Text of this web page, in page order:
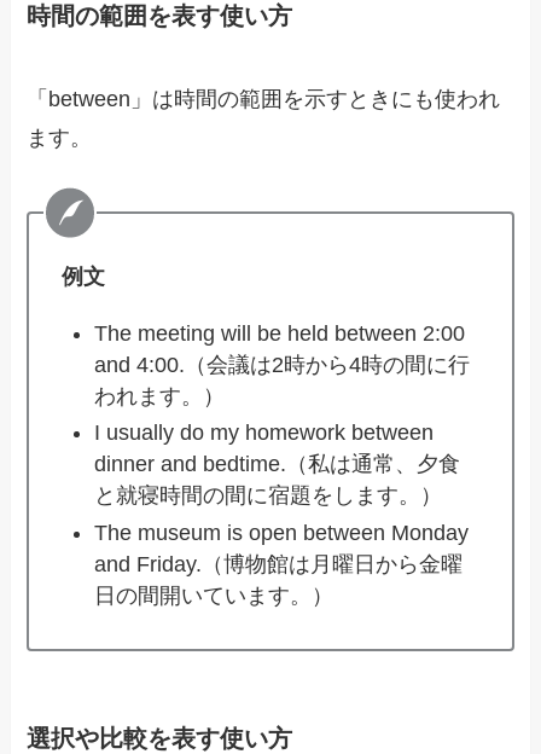
時間の範囲を表す使い方
「between」は時間の範囲を示すときにも使われ
ます。
例文
The meeting will be held between 2:00
and 4:00.（会議は2時から4時の間に行
われます。）
I usually do my homework between
dinner and bedtime.（私は通常、夕食
と就寝時間の間に宿題をします。）
The museum is open between Monday
and Friday.（博物館は月曜日から金曜
日の間開いています。）
選択や比較を表す使い方